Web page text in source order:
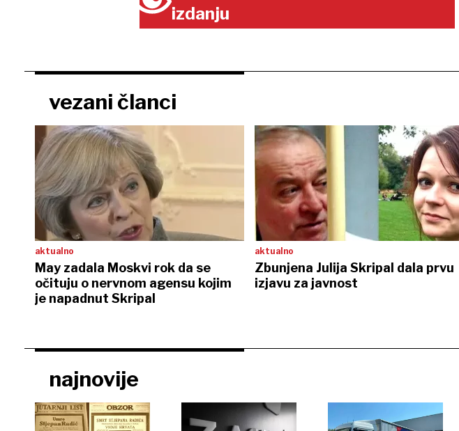
izdanju
vezani članci
aktualno
May zadala Moskvi rok da se
očituju o nervnom agensu kojim
je napadnut Skripal
aktualno
Zbunjena Julija Skripal dala prvu
izjavu za javnost
najnovije